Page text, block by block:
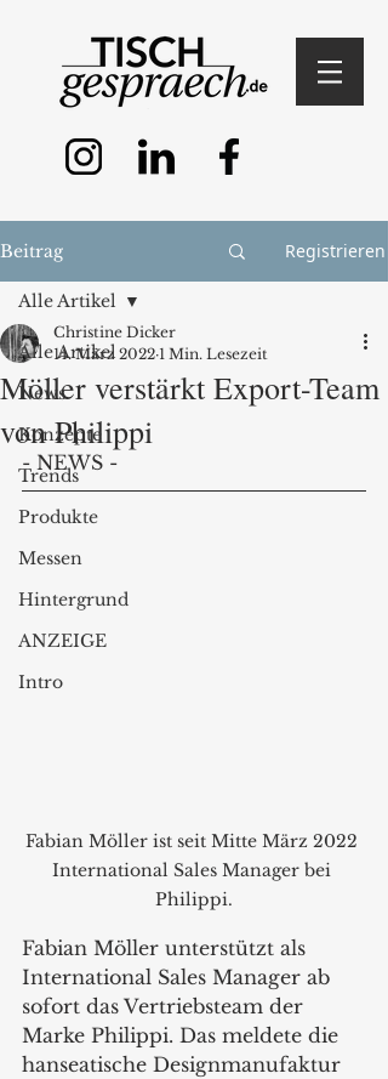
Beitrag Registrieren
Alle Artikel
News
Konzepte
Trends
Produkte
Messen
Hintergrund
ANZEIGE
Intro
Alle Artikel
Möller verstärkt Export-Team
von Philippi
Christine Dicker
14. März 2022 1 Min. Lesezeit
- NEWS -
Fabian Möller ist seit Mitte März 2022
International Sales Manager bei
Philippi.
Fabian Möller unterstützt als
International Sales Manager ab
sofort das Vertriebsteam der
Marke Philippi. Das meldete die
hanseatische Designmanufaktur